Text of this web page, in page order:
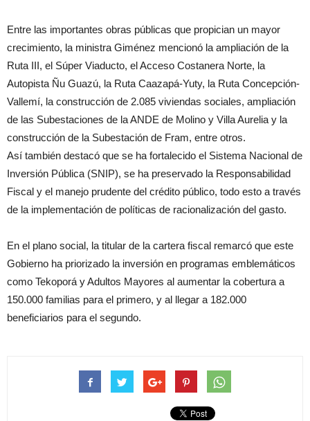
Entre las importantes obras públicas que propician un mayor
crecimiento, la ministra Giménez mencionó la ampliación de la
Ruta III, el Súper Viaducto, el Acceso Costanera Norte, la
Autopista Ñu Guazú, la Ruta Caazapá-Yuty, la Ruta Concepción-
Vallemí, la construcción de 2.085 viviendas sociales, ampliación
de las Subestaciones de la ANDE de Molino y Villa Aurelia y la
construcción de la Subestación de Fram, entre otros.
Así también destacó que se ha fortalecido el Sistema Nacional de
Inversión Pública (SNIP), se ha preservado la Responsabilidad
Fiscal y el manejo prudente del crédito público, todo esto a través
de la implementación de políticas de racionalización del gasto.
En el plano social, la titular de la cartera fiscal remarcó que este
Gobierno ha priorizado la inversión en programas emblemáticos
como Tekoporá y Adultos Mayores al aumentar la cobertura a
150.000 familias para el primero, y al llegar a 182.000
beneficiarios para el segundo.